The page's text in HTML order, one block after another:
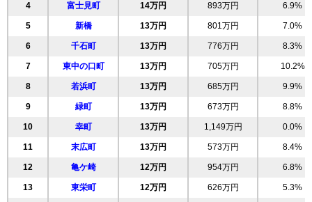
4 富士見町 14万円 893万円 6.9%
5 新橋 13万円 801万円 7.0%
6 千石町 13万円 776万円 8.3%
7 東中の口町 13万円 705万円 10.2%
8 若浜町 13万円 685万円 9.9%
9 緑町 13万円 673万円 8.8%
10 幸町 13万円 1,149万円 0.0%
11 末広町 13万円 573万円 8.4%
12 亀ケ崎 12万円 954万円 6.8%
13 東栄町 12万円 626万円 5.3%